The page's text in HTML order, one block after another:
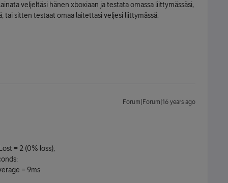
veljeltäsi hänen xboxiaan ja testata omassa liittymässäsi,
tai sitten testaat omaa laitettasi veljesi liittymässä.
Forum|Forum|16 years ago
= 2 (0% loss),
= 9ms